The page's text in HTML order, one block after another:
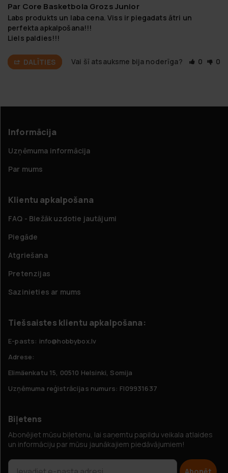
Par Core Basketbola Grozs Junior
Labs produkts un laba cena. Viss ir piegadats ātri un
perfekta apkalpošana!!!
Liels paldies!!!
DALĪTIES Vai šī atsauksme bija noderīga? 0 0
Informācija
Uzņēmuma informācija
Par mums
Klientu apkalpošana
FAQ - Biežāk uzdotie jautājumi
Piegāde
Atgriešana
Pretenzijas
Sazinieties ar mums
Tiešsaistes klientu apkalpošana:
E-pasts: info@hobbybox.lv
Adrese:
Elimäenkatu 15, 00510 Helsinki, Somija
Uzņēmuma reģistrācijas numurs: FI09931637
Biļetens
Abonējiet mūsu biļetenu, lai saņemtu papildu veikala atlaides
un informāciju par mūsu jaunākajiem piedāvājumiem!